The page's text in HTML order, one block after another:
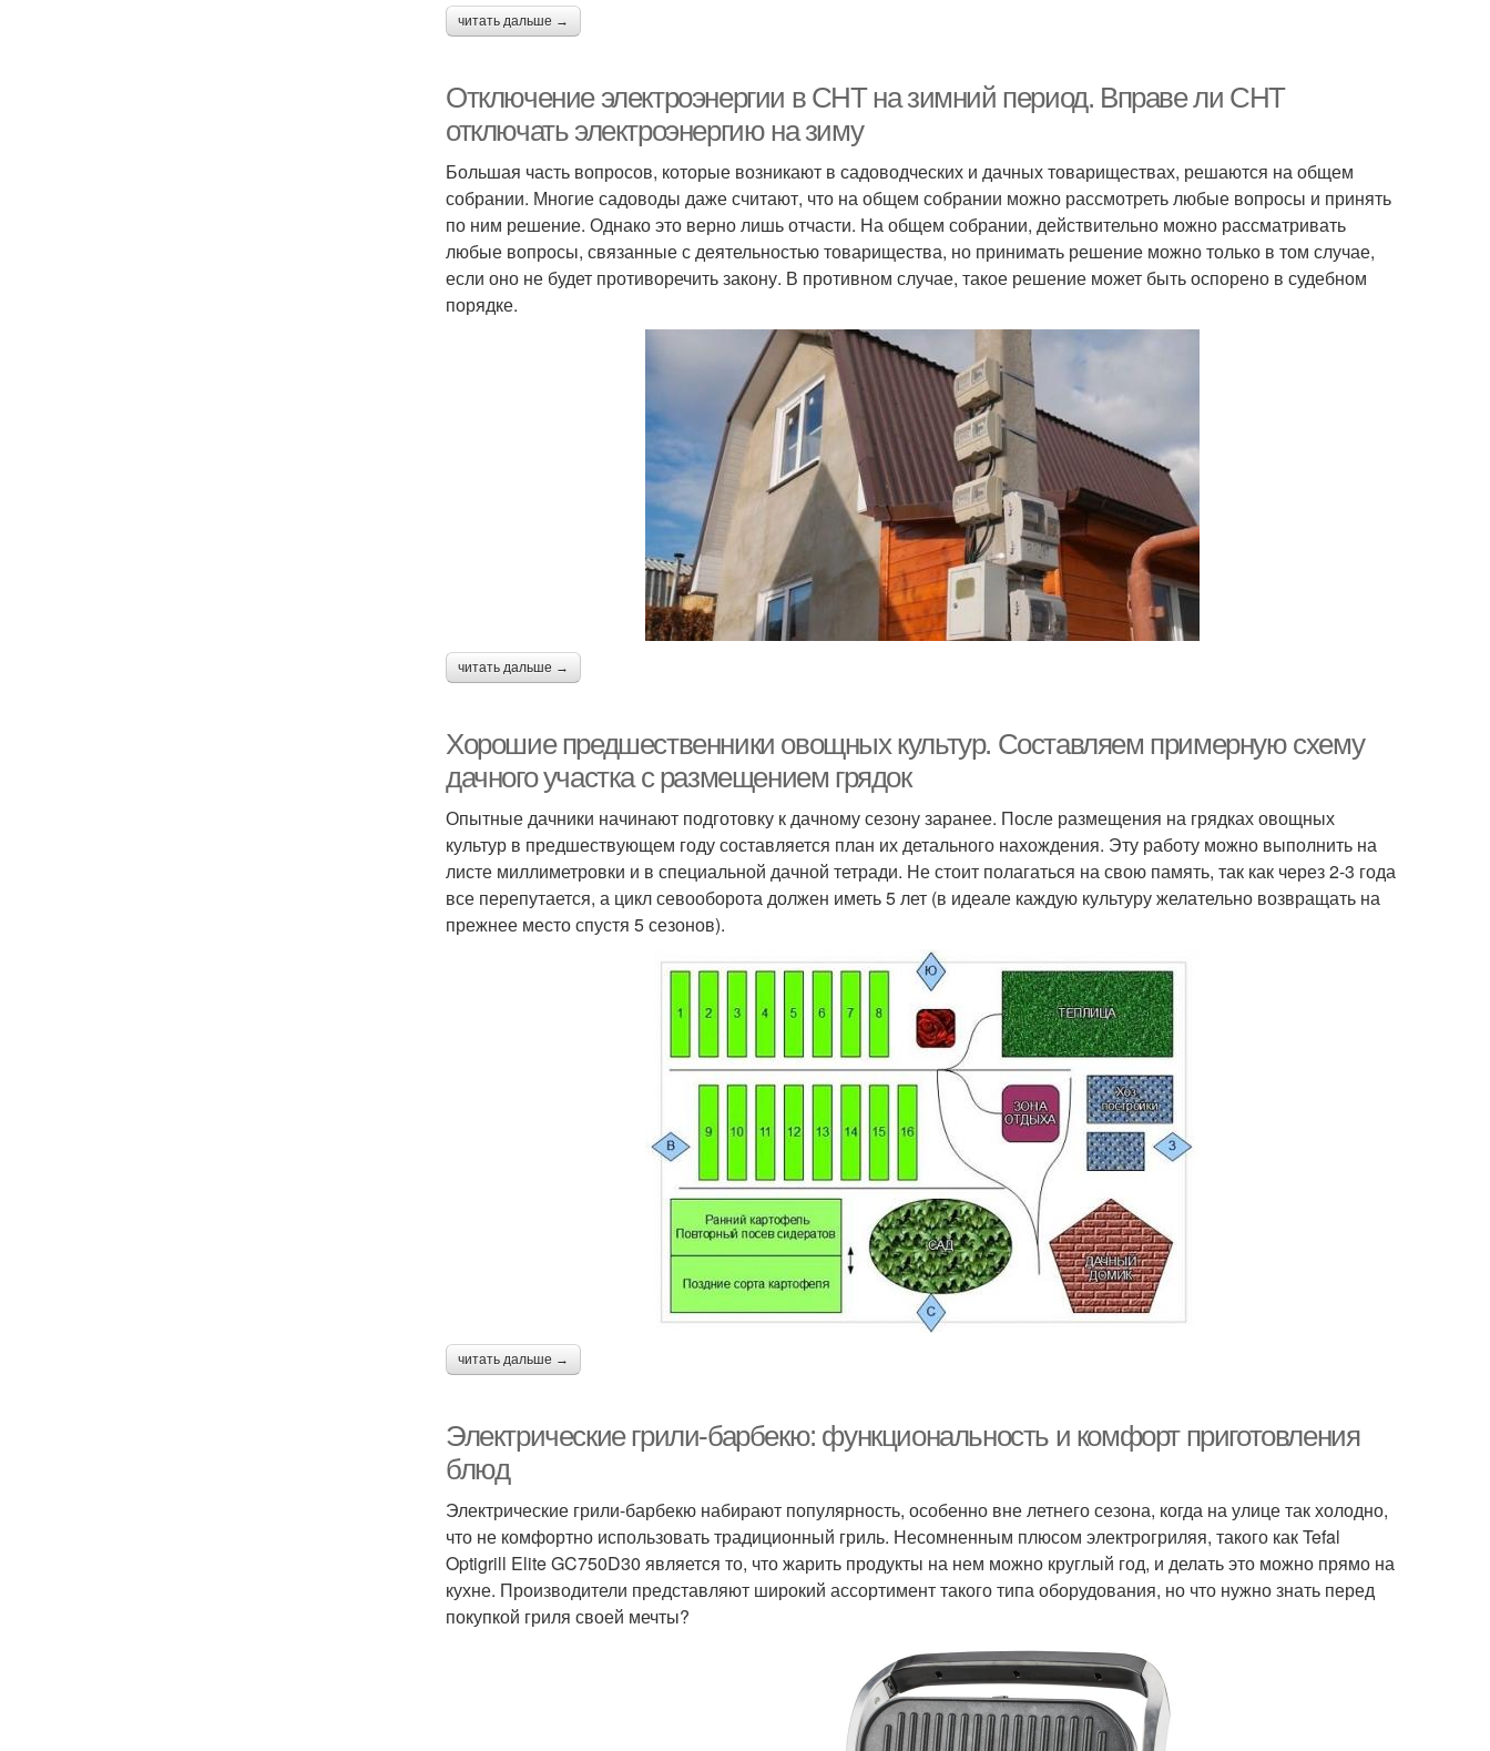
читать дальше →
Отключение электроэнергии в СНТ на зимний период. Вправе ли СНТ
отключать электроэнергию на зиму
Большая часть вопросов, которые возникают в садоводческих и дачных товариществах, решаются на общем
собрании. Многие садоводы даже считают, что на общем собрании можно рассмотреть любые вопросы и принять
по ним решение. Однако это верно лишь отчасти. На общем собрании, действительно можно рассматривать
любые вопросы, связанные с деятельностью товарищества, но принимать решение можно только в том случае,
если оно не будет противоречить закону. В противном случае, такое решение может быть оспорено в судебном
порядке.
читать дальше →
Хорошие предшественники овощных культур. Составляем примерную схему
дачного участка с размещением грядок
Опытные дачники начинают подготовку к дачному сезону заранее. После размещения на грядках овощных
культур в предшествующем году составляется план их детального нахождения. Эту работу можно выполнить на
листе миллиметровки и в специальной дачной тетради. Не стоит полагаться на свою память, так как через 2-3 года
все перепутается, а цикл севооборота должен иметь 5 лет (в идеале каждую культуру желательно возвращать на
прежнее место спустя 5 сезонов).
читать дальше →
Электрические грили-барбекю: функциональность и комфорт приготовления
блюд
Электрические грили-барбекю набирают популярность, особенно вне летнего сезона, когда на улице так холодно,
что не комфортно использовать традиционный гриль. Несомненным плюсом электрогриляя, такого как Tefal
Optigrill Elite GC750D30 является то, что жарить продукты на нем можно круглый год, и делать это можно прямо на
кухне. Производители представляют широкий ассортимент такого типа оборудования, но что нужно знать перед
покупкой гриля своей мечты?